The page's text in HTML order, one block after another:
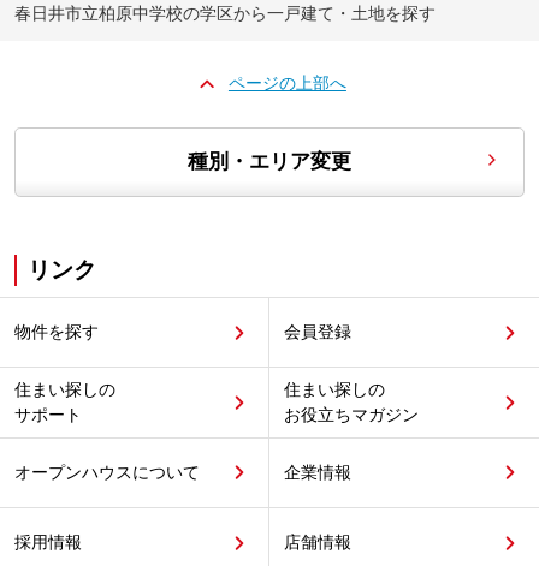
春日井市立柏原中学校の学区から一戸建て・土地を探す
ページの上部へ
種別・エリア変更
リンク
物件を探す 会員登録
住まい探しの
サポート
住まい探しの
お役立ちマガジン
オープンハウスについて 企業情報
採用情報 店舗情報